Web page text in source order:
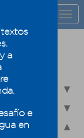
en su
a
e
en